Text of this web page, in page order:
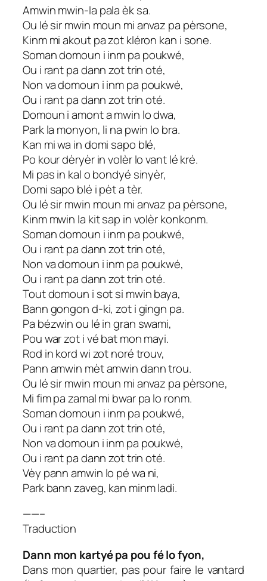
Amwin mwin-la pala èk sa.
Ou lé sir mwin moun mi anvaz pa pèrsone,
Kinm mi akout pa zot kléron kan i sone.
Soman domoun i inm pa poukwé,
Ou i rant pa dann zot trin oté,
Non va domoun i inm pa poukwé,
Ou i rant pa dann zot trin oté.
Domoun i amont a mwin lo dwa,
Park la monyon, li na pwin lo bra.
Kan mi wa in domi sapo blé,
Po kour dèryèr in volèr lo vant lé kré.
Mi pas in kal o bondyé sinyèr,
Domi sapo blé i pèt a tèr.
Ou lé sir mwin moun mi anvaz pa pèrsone,
Kinm mwin la kit sap in volèr konkonm.
Soman domoun i inm pa poukwé,
Ou i rant pa dann zot trin oté,
Non va domoun i inm pa poukwé,
Ou i rant pa dann zot trin oté.
Tout domoun i sot si mwin baya,
Bann gongon d-ki, zot i gingn pa.
Pa bézwin ou lé in gran swami,
Pou war zot i vé bat mon mayi.
Rod in kord wi zot noré trouv,
Pann amwin mèt amwin dann trou.
Ou lé sir mwin moun mi anvaz pa pèrsone,
Mi fim pa zamal mi bwar pa lo ronm.
Soman domoun i inm pa poukwé,
Ou i rant pa dann zot trin oté,
Non va domoun i inm pa poukwé,
Ou i rant pa dann zot trin oté.
Vèy pann amwin lo pé wa ni,
Park bann zaveg, kan minm ladi.
——–
Traduction
Dann mon kartyé pa pou fé lo fyon,
Dans mon quartier, pas pour faire le vantard